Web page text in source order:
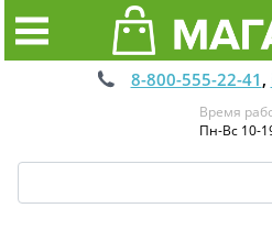
8-800-555-22-41 ,
Время
Пн-Вс 10-